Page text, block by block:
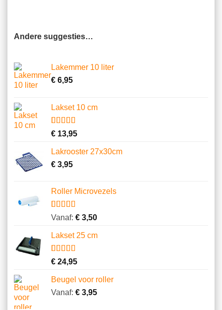
Andere suggesties…
Lakemmer 10 liter
€6,95
Lakset 10 cm
Gewaardeerd
op 5
gebaseerd
op
5
klantbeoordelingen
€13,95
Lakrooster 27x30cm
€3,95
Roller Microvezels
Gewaardeerd
gebaseerd
op
14
klantbeoordelingen
Vanaf: €3,50
Lakset 25 cm
Gewaardeerd
op 5
gebaseerd
op
2
klantbeoordelingen
€24,95
Beugel voor roller
Vanaf: €3,95